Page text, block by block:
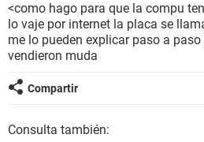
<como hago para que la compu
lo vaje por internet la placa se
me lo pueden explicar paso a
vendieron muda
Compartir
Consulta también: